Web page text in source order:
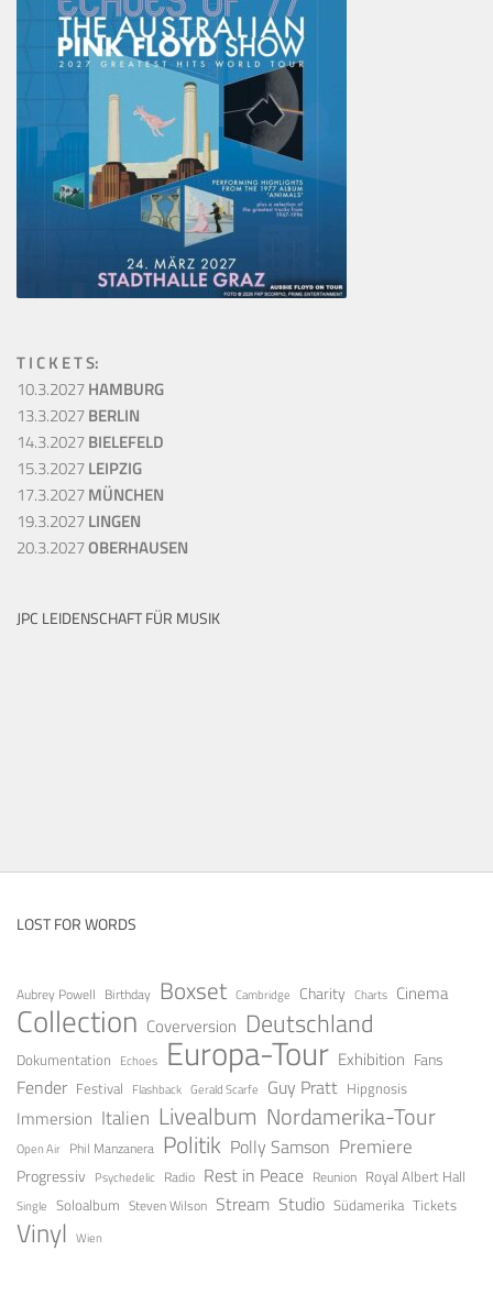
T I C K E T S:
10.3.2027HAMBURG
13.3.2027BERLIN
14.3.2027BIELEFELD
15.3.2027LEIPZIG
17.3.2027MÜNCHEN
19.3.2027LINGEN
20.3.2027OBERHAUSEN
JPC LEIDENSCHAFT FÜR MUSIK
LOST FOR WORDS
Aubrey Powell Birthday Boxset Cambridge Charity Charts Cinema
Collection Coverversion Deutschland
Dokumentation Echoes Europa-Tour Exhibition Fans
Fender Festival Flashback Gerald Scarfe Guy Pratt Hipgnosis
Immersion Italien Livealbum Nordamerika-Tour
Open Air Phil Manzanera Politik Polly Samson Premiere
Progressiv Psychedelic Radio Rest in Peace Reunion Royal Albert Hall
Single Soloalbum Steven Wilson Stream Studio Südamerika Tickets
Vinyl Wien